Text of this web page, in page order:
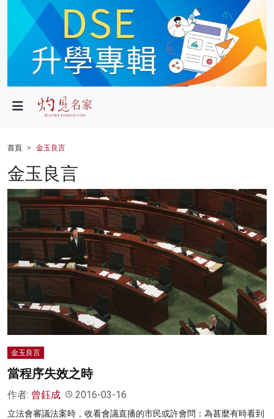
政局
財經
生活
健康
商業
科技
影片
名家榜
灼見活動
首頁 金玉良言
金玉良言
金玉良言
當程序失效之時
作者: 曾鈺成 2016-03-16
立法會審議法案時，收看會議直播的市民或許會問：為甚麼有時看到